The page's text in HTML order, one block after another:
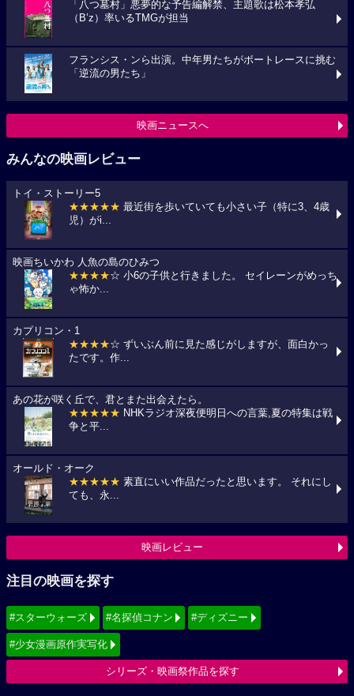
「八つ墓村」悪夢的な予告編解禁、主題歌は松本孝弘
（B’z）率いるTMGが担当
フランシス・ンら出演。中年男たちがボートレースに挑む
「逆流の男たち」
映画ニュースへ
みんなの映画レビュー
トイ・ストーリー5
★★★★★ 最近街を歩いていても小さい子（特に3、4歳
児）がi...
映画ちいかわ 人魚の島のひみつ
★★★★☆ 小6の子供と行きました。 セイレーンがめっち
ゃ怖か...
カプリコン・1
★★★★☆ ずいぶん前に見た感じがしますが、面白かっ
たです。作...
あの花が咲く丘で、君とまた出会えたら。
★★★★★ NHKラジオ深夜便明日への言葉,夏の特集は戦
争と平...
オールド・オーク
★★★★★ 素直にいい作品だったと思います。 それにし
ても、永...
映画レビュー
注目の映画を探す
#スターウォーズ #名探偵コナン #ディズニー
#少女漫画原作実写化
シリーズ・映画祭作品を探す